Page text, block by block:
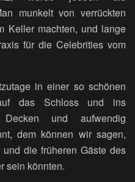
munkelt von verrückten
Keller machten, und lange
für die Celebrities vom
in einer so schönen
das Schloss und ins
Decken und aufwendig
dem können wir sagen,
die früheren Gäste des
sein könnten.